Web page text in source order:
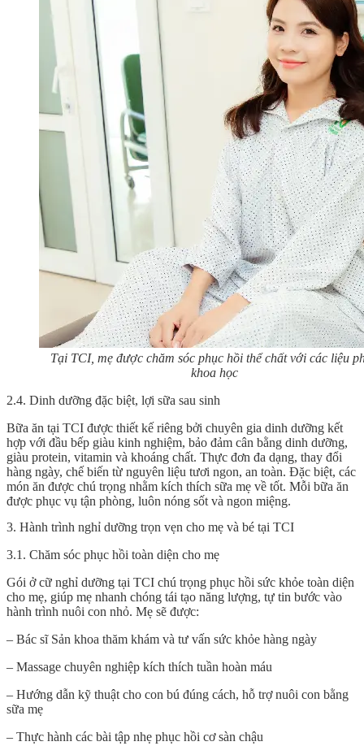
Tại TCI, mẹ được chăm sóc phục hồi thể chất với các liệu
khoa học
2.4. Dinh dưỡng đặc biệt, lợi sữa sau sinh
Bữa ăn tại TCI được thiết kế riêng bởi chuyên gia dinh dưỡng kết
hợp với đầu bếp giàu kinh nghiệm, bảo đảm cân bằng dinh dưỡng,
giàu protein, vitamin và khoáng chất. Thực đơn đa dạng, thay đổi
hàng ngày, chế biến từ nguyên liệu tươi ngon, an toàn. Đặc biệt, các
món ăn được chú trọng nhằm kích thích sữa mẹ về tốt. Mỗi bữa ăn
được phục vụ tận phòng, luôn nóng sốt và ngon miệng.
3. Hành trình nghỉ dưỡng trọn vẹn cho mẹ và bé tại TCI
3.1. Chăm sóc phục hồi toàn diện cho mẹ
Gói ở cữ nghỉ dưỡng tại TCI chú trọng phục hồi sức khỏe toàn diện
cho mẹ, giúp mẹ nhanh chóng tái tạo năng lượng, tự tin bước vào
hành trình nuôi con nhỏ. Mẹ sẽ được:
– Bác sĩ Sản khoa thăm khám và tư vấn sức khỏe hàng ngày
– Massage chuyên nghiệp kích thích tuần hoàn máu
– Hướng dẫn kỹ thuật cho con bú đúng cách, hỗ trợ nuôi con bằng
sữa mẹ
– Thực hành các bài tập nhẹ phục hồi cơ sàn chậu